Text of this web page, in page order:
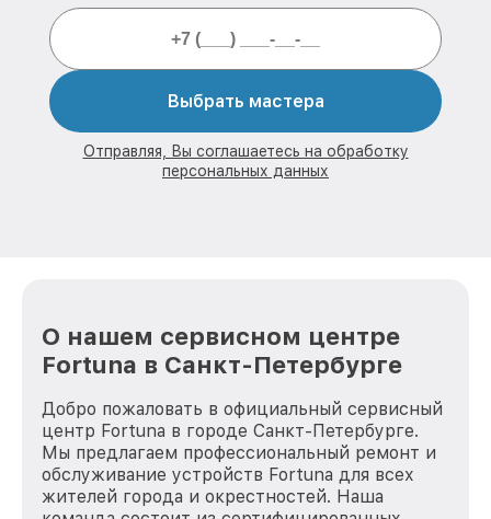
Выбрать мастера
Отправляя, Вы соглашаетесь на обработку
персональных данных
О нашем сервисном центре
Fortuna в Санкт-Петербурге
Добро пожаловать в официальный сервисный
центр Fortuna в городе Санкт-Петербурге.
Мы предлагаем профессиональный ремонт и
обслуживание устройств Fortuna для всех
жителей города и окрестностей. Наша